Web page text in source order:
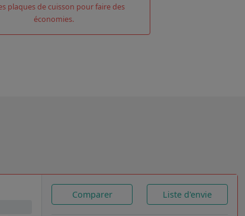
plaques de cuisson pour faire des
économies.
Comparer Liste d'envie